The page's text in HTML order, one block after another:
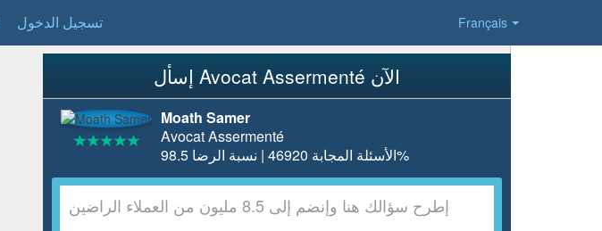
Français تسجيل الدخول
إسأل Avocat Assermenté الآن
Moath Samer
Avocat Assermenté
الأسئلة المجابة 46920 | نسبة الرضا 98.5%